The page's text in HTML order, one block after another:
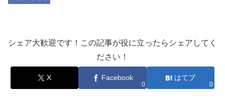
シェア大歓迎です！この記事が役に立ったらシェアしてく
ださい！
X Facebook
0
はてブ
0